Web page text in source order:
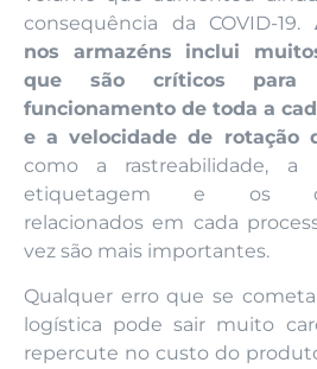
consequência da COVID-19.
nos armazéns inclui
que são críticos para
funcionamento de toda a
e a velocidade de rotação
como a rastreabilidade, a
etiquetagem e os
relacionados em cada
vez são mais importantes.
Qualquer erro que se
logística pode sair muito
repercute no custo do